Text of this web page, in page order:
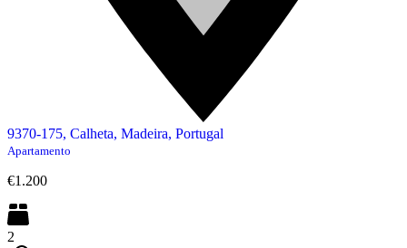
9370-175, Calheta, Madeira, Portugal
Apartamento
€1.200
2